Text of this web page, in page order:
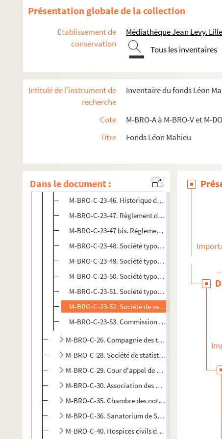
Présentation globale de la collection
Etablissement de
conservation
Médiathèque Jean Levy.
Tous les inventaires
Intitulé de l'instrument de
recherche
Inventaire du fonds Léon
Cote
M-BRO-A à M-BRO-V et M-
Titre
Fonds Léon Mahieu
Dans le document :
M-BRO-C-23-34. Ville de Lille, services
M-BRO-C-23-35. Association des comptables et
M-BRO-C-23-36. Association des comptables et
M-BRO-C-23-38. La Prévoyance, société
M-BRO-C-23-39. La Prévoyance, société
M-BRO-C-23-41. Société Houillère de Don.
M-BRO-C-23-42. Commune de La Ventie.
M-BRO-C-23-44. Société de secours mutuels de
M-BRO-C-23-45. Société de secours mutuels La
M-BRO-C-23-46. Historique de la société
M-BRO-C-23-47. Règlement de la société de
M-BRO-C-23-47 bis. Règlement de la société de
M-BRO-C-23-48. Société typographique lilloise de
M-BRO-C-23-49. Société typographique lilloise de
M-BRO-C-23-50. Société typographique lilloise de
M-BRO-C-23-51. Société typographique lilloise
M-BRO-C-23-52. Société de secours mutuels
M-BRO-C-23-53. Commission d'encouragement
M-BRO-C-26. Compagnie des tramways du Nord
M-BRO-C-28. Société de statistique de Lille
M-BRO-C-29. Cour d'appel de Douai
M-BRO-C-30. Association des propriétaires
M-BRO-C-35. Chambre des notaires de
M-BRO-C-36. Sanatorium de Saint-Pol-sur-Mer
M-BRO-C-40. Hospices civils de Lille